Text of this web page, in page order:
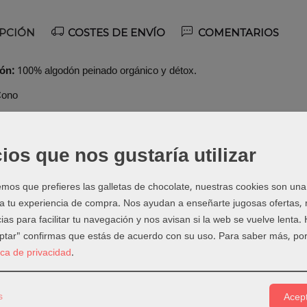
COSTES DE ENVÍO COMENTARIOS
100% algodón peinado orgánico y détox.
EL Algodón peinado es un material versátil que se puede
needle, bordado. Para accesorios o complementos con
plumas decorativas.
Algodón garantizado por la certificación Global Organic
involucradas en la cadena de suministro, desde los trabajadores
peinado no soportado ninguna manipulación genética y se
eso puede llevar el sello GOTS®
producción GOTS® garantiza seguridad y condiciones de
trabajadores textiles. Es el mayor sello exigido que asegura un
que nos gustaría utilizar
que prefieres las galletas de chocolate, nuestras cookies son
tu experiencia de compra. Nos ayudan a enseñarte jugosas ofertas,
para facilitar tu navegación y nos avisan si la web se vuelve lenta.
confirmas que estás de acuerdo con su uso. Para saber más,
de privacidad.